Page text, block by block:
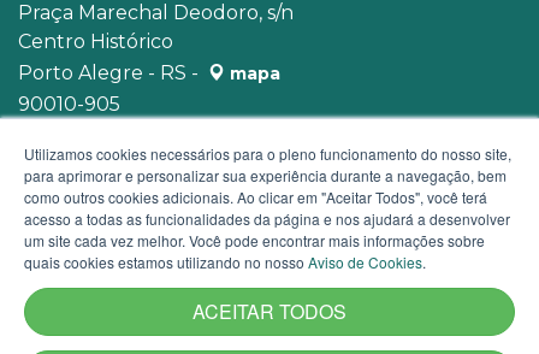
Praça Marechal Deodoro, s/n
Centro Histórico
Porto Alegre - RS -
mapa
90010-905
Utilizamos cookies necessários para o pleno funcionamento do nosso site,
para aprimorar e personalizar sua experiência durante a navegação, bem
como outros cookies adicionais. Ao clicar em "Aceitar Todos", você terá
acesso a todas as funcionalidades da página e nos ajudará a desenvolver
um site cada vez melhor. Você pode encontrar mais informações sobre
quais cookies estamos utilizando no nosso Aviso de Cookies.
ACEITAR TODOS